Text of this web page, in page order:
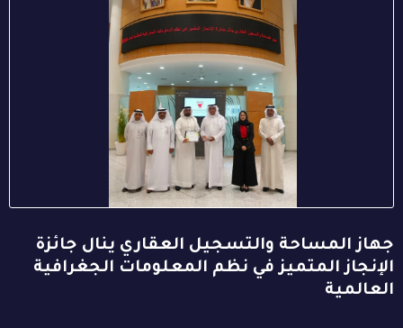
جهاز المساحة والتسجيل العقاري ينال جائزة
الإنجاز المتميز في نظم المعلومات الجغرافية
العالمية